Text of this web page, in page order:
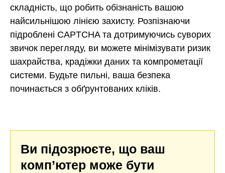
складність, що робить обізнаність вашою
найсильнішою лінією захисту. Розпізнаючи
підроблені CAPTCHA та дотримуючись суворих
звичок перегляду, ви можете мінімізувати ризик
шахрайства, крадіжки даних та компрометації
системи. Будьте пильні, ваша безпека
починається з обґрунтованих кліків.
Ви підозрюєте, що ваш
комп’ютер може бути